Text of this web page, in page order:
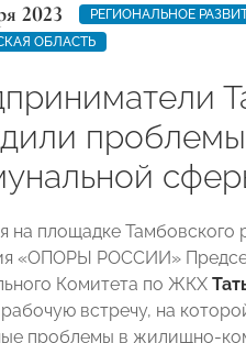
2023
РЕГИОНАЛЬНОЕ
ОБЛАСТЬ
на площадке Тамбовского
«ОПОРЫ РОССИИ»
Комитета по ЖКХ
встречу, на
проблемы в жилищно-